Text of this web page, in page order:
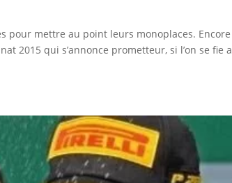
pour mettre au point leurs monoplaces. Encore
2015 qui s’annonce prometteur, si l’on se fie